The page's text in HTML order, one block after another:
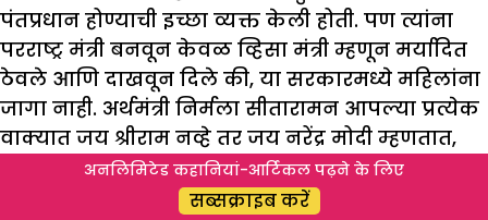
पंतप्रधान होण्याची इच्छा व्यक्त केली होती. पण त्यांना
परराष्ट्र मंत्री बनवून केवळ व्हिसा मंत्री म्हणून मर्यादित
ठेवले आणि दाखवून दिले की, या सरकारमध्ये महिलांना
जागा नाही. अर्थमंत्री निर्मला सीतारामन आपल्या प्रत्येक
वाक्यात जय श्रीराम नव्हे तर जय नरेंद्र मोदी म्हणतात,
जेणेकरून त्यांचे पद टिकून राहील. या सर्व एका
शिकलेल्या, सुंदर, हुशार आणि असेही होऊ शकते की,
अनलिमिटेड कहानियां-आर्टिकल पढ़ने के लिए
सब्सक्राइब करें